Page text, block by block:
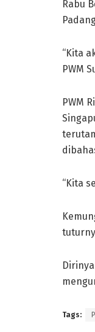
Rabu
“Kita
PWM
PWM
“Kita
Tags: